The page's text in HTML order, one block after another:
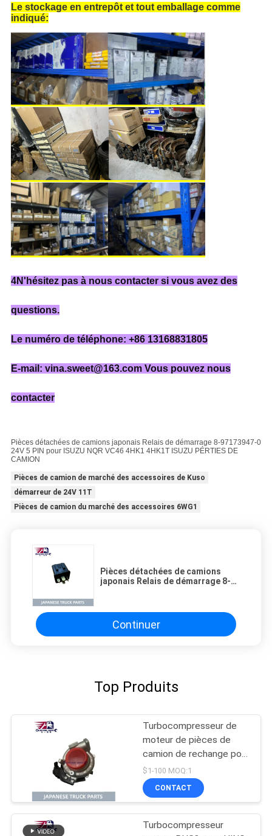
Le stockage en entrepôt et tout emballage comme
indiqué:
4N'hésitez pas à nous contacter si vous avez des
questions.
Le numéro de téléphone: +86 13168831805
E-mail: vina.sweet@163.com Vous pouvez nous
contacter
Pièces détachées de camions japonais Relais de démarrage 8-97173947-0
24V 5 PIN pour ISUZU NQR VC46 4HK1 4HK1T ISUZU PÉRTIES DE
CAMION
Pièces de camion de marché des accessoires de Kuso
démarreur de 24V 11T
Pièces de camion du marché des accessoires 6WG1
Pièces détachées de camions
japonais Relais de démarrage 8-
PÉRTIES DE CAMION
Continuer
Top Produits
Turbocompresseur de
moteur de pièces de
camion de rechange pour
HINO 300 J05E N04C
GT2263KL OEM 17201-
E0896 17201-E0892
$1-100 MOQ:1
CONTACT
Turbocompresseur